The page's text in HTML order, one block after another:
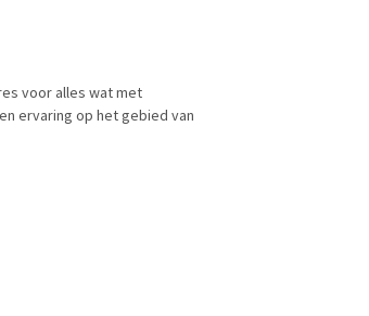
voor alles wat met
ervaring op het gebied van